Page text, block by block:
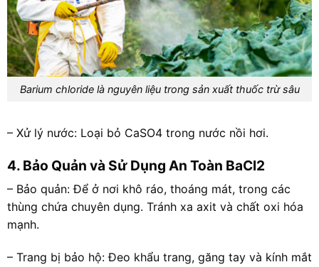
Barium chloride là nguyên liệu trong sản xuất thuốc trừ sâu
– Xử lý nước: Loại bỏ CaSO4 trong nước nồi hơi.
4. Bảo Quản và Sử Dụng An Toàn BaCl2
– Bảo quản: Để ở nơi khô ráo, thoáng mát, trong các
thùng chứa chuyên dụng. Tránh xa axit và chất oxi hóa
mạnh.
– Trang bị bảo hộ: Đeo khẩu trang, găng tay và kính mắt